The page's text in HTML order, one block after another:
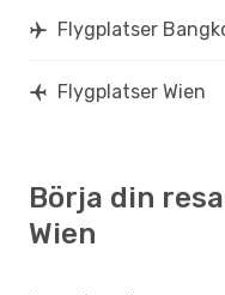
Flygplatser
Flygplatser Wien
Börja din
Wien